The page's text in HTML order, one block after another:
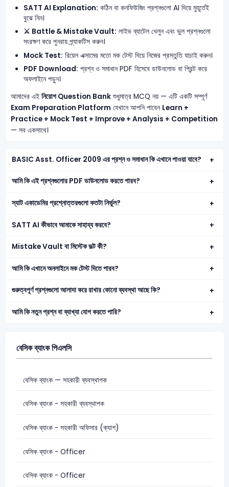
SATT AI Explanation: কঠিন বা কনফিউজিং প্রশ্নগুলো AI দিয়ে মুহূর্তেই
বুঝে নিন।
⚔️ Battle & Mistake Vault: লাইভ ব্যাটেল খেলুন এবং ভুল প্রশ্নগুলো
সংরক্ষণ করে পুনরায় প্র্যাকটিস করুন।
Mock Test: রিয়েল এক্সামের মতো মক টেস্ট দিয়ে নিজের প্রস্তুতি যাচাই করুন।
PDF Download: প্রশ্ন ও সমাধান PDF হিসেবে ডাউনলোড বা প্রিন্ট করে
অফলাইনে পড়ুন।
আমাদের এই নিয়োগ Question Bankশুধুমাত্র MCQ নয় — এটি একটি সম্পূর্ণ
Exam Preparation Platform যেখানে আপনি পাবেন Learn +
Practice + Mock Test + Improve + Analysis + Competition
— সব একসাথে।
BASIC Asst. Officer 2009 এর প্রশ্ন ও সমাধান কি এখানে পাওয়া যাবে?
আমি কি এই প্রশ্নগুলোর PDF ডাউনলোড করতে পারব?
স্যাট একাডেমির প্রশ্নোত্তরগুলো কতটা নির্ভুল?
SATT AI কীভাবে আমাকে সাহায্য করবে?
Mistake Vault বা মিস্টেক ভল্ট কী?
আমি কি এখানে অনলাইনে মক টেস্ট দিতে পারব?
গুরুত্বপূর্ণ প্রশ্নগুলো আলাদা করে রাখার কোনো ব্যবস্থা আছে কি?
আমি কি নতুন প্রশ্ন বা ব্যাখ্যা যোগ করতে পারি?
বেসিক ব্যাংক পিএলসি
বেসিক ব্যাংক — সহকারী ব্যবস্থাপক
বেসিক ব্যাংক - সহকারী ব্যবস্থাপক
বেসিক ব্যাংক - সহকারী অফিসার (ক্যাশ)
বেসিক ব্যাংক - Officer
বেসিক ব্যাংক - Officer